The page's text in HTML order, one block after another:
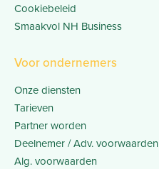
Cookiebeleid
Smaakvol NH Business
Voor ondernemers
Onze diensten
Tarieven
Partner worden
Deelnemer / Adv. voorwaarden
Alg. voorwaarden